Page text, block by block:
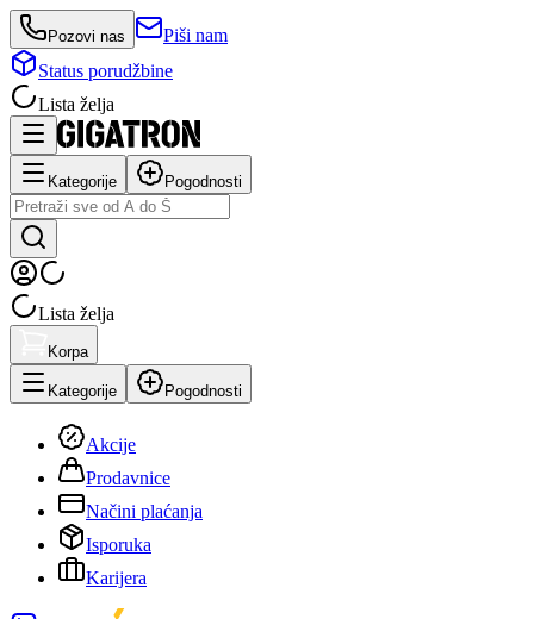
Pozovi nas
Piši nam
Status porudžbine
Lista želja
Kategorije Pogodnosti
Lista želja
Korpa
Kategorije Pogodnosti
Akcije
Prodavnice
Načini plaćanja
Isporuka
Karijera